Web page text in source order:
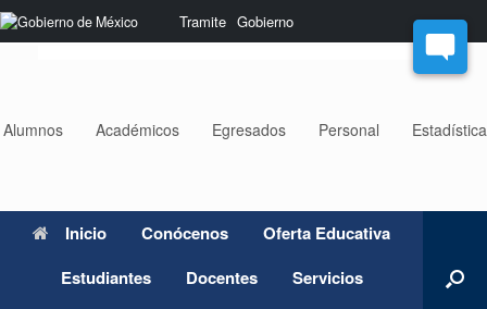
Nota:
este
sistema
Tramite Gobierno
Saltar
al
Alumnos Académicos Egresados Personal
Inicio Conócenos
Oferta Educativa
Estudiantes
Docentes
Servicios